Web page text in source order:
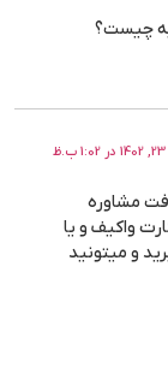
چیست؟
مشاوره
واکیف و یا
۲۳۰۸۷ تماس بگیرید و میتونید